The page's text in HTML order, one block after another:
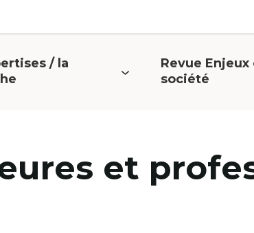
/ la
Ouvrir
Revue Enjeux
société
et